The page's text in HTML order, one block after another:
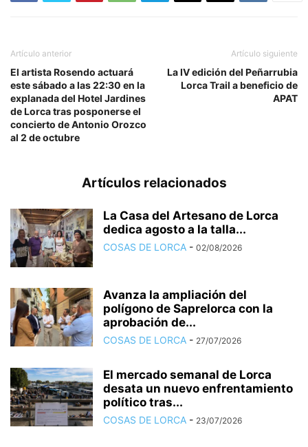
Artículo anterior
El artista Rosendo actuará
este sábado a las 22:30 en la
explanada del Hotel Jardines
de Lorca tras posponerse el
concierto de Antonio Orozco
al 2 de octubre
Artículo siguiente
La IV edición del Peñarrubia
Lorca Trail a beneficio de
APAT
Artículos relacionados
La Casa del Artesano de Lorca
dedica agosto a la talla...
COSAS DE LORCA - 02/08/2026
Avanza la ampliación del
polígono de Saprelorca con la
aprobación de...
COSAS DE LORCA - 27/07/2026
El mercado semanal de Lorca
desata un nuevo enfrentamiento
político tras...
COSAS DE LORCA - 23/07/2026